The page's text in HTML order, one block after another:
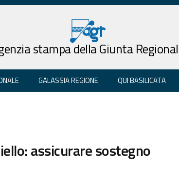
stampa della Giunta
GALASSIA REGIONE QUI BASILICATA
assicurare sostegno